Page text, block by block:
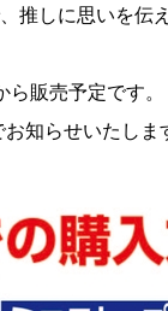
推しに思いを伝
販売予定です。
知らせいたしま